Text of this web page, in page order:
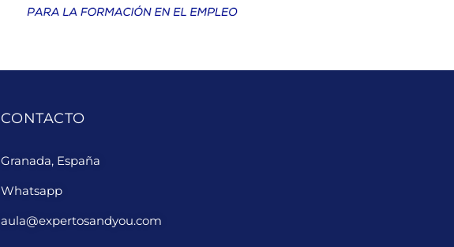
CONTACTO
Granada, España
Whatsapp
aula@expertosandyou.com